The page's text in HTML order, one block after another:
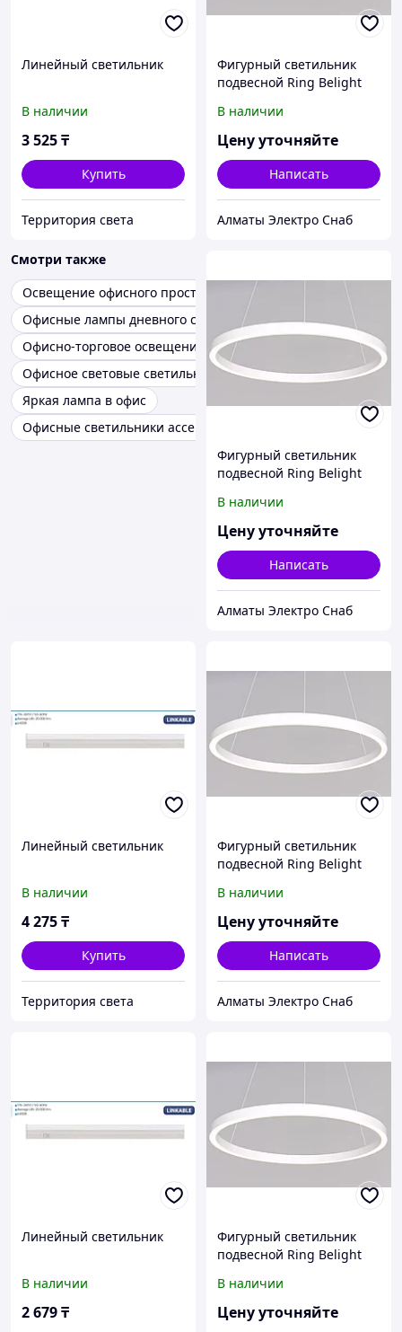
Линейный светильник
В наличии
3 525₸
Купить
Территория света
Фигурный светильник
подвесной Ring Belight
В наличии
Цену уточняйте
Написать
Алматы Электро Снаб
Смотри также
Освещение офисного пространства
Офисные лампы дневного света
Офисно-торговое освещение estares
Офисное световые светильники
Яркая лампа в офис
Офисные светильники accento lighting
Фигурный светильник
подвесной Ring Belight
В наличии
Цену уточняйте
Написать
Алматы Электро Снаб
Линейный светильник
В наличии
4 275₸
Купить
Территория света
Фигурный светильник
подвесной Ring Belight
В наличии
Цену уточняйте
Написать
Алматы Электро Снаб
Линейный светильник
В наличии
2 679₸
Фигурный светильник
подвесной Ring Belight
В наличии
Цену уточняйте